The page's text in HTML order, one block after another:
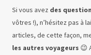
Si vous avez des
vôtres !), n’hésitez pas à
articles, de cette façon,
les autres voyageurs 😉